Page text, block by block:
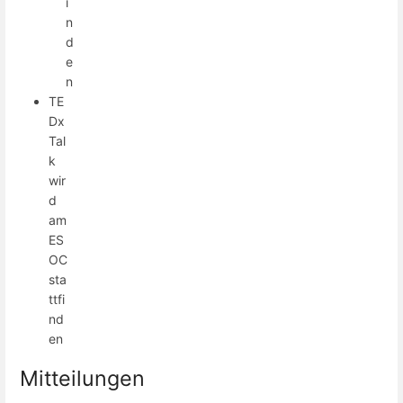
n
d
e
n
TE
Dx
Tal
k
wir
d
am
ES
OC
sta
ttfi
nd
en
Mitteilungen